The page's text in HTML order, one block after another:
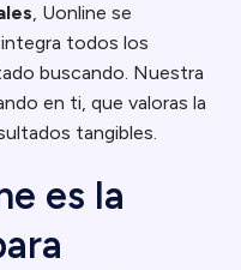
, Uonline se
todos los
buscando. Nuestra
en ti, que valoras la
tangibles.
es la